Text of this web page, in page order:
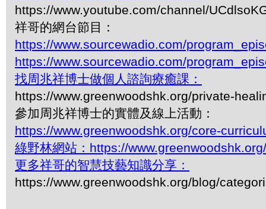
https://www.youtube.com/channel/
祥哥的網台節目：
https://www.sourcewadio.com/
https://www.sourcewadio.com/
找周兆祥博士做個人諮詢療癒課：
https://www.greenwoodshk.org/private-
參加周兆祥博士的實體及線上活動：
https://www.greenwoodshk.org/core-
綠野林網站：https://www.greenwoodshk.org/
更多祥哥的智慧技藝知識分享：
https://www.greenwoodshk.org/blog/